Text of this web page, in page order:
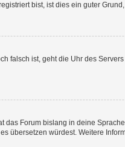
bist, ist dies ein guter
falsch ist, geht die Uhr des
Forum bislang in deine
übersetzen würdest. Weitere